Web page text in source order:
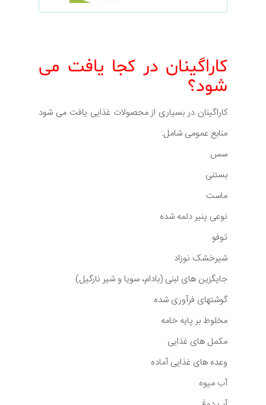
کاراگینان در کجا یافت می
شود؟
کاراگینان در بسیاری از محصولات غذایی یافت می شود
منابع عمومی شامل:
سس
بستنی
ماست
نوعی پنیر دلمه شده
توفو
شیرخشک نوزاد
جایگزین های لبنی (بادام، سویا و شیر نارگیل)
گوشتهای فرآوری شده
مخلوط بر پایه خامه
مکمل های غذایی
وعده های غذایی آماده
آب میوه